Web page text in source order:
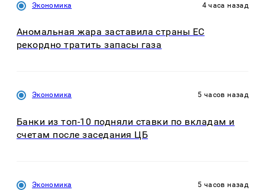
Экономика 4 часа назад
Аномальная жара заставила страны ЕС
рекордно тратить запасы газа
Экономика 5 часов назад
Банки из топ-10 подняли ставки по вкладам и
счетам после заседания ЦБ
Экономика 5 часов назад